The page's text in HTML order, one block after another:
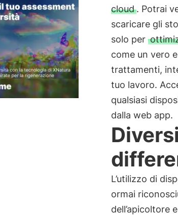
cloud. Potrai
scaricare gli
solo per
come un vero
trattamenti,
tuo lavoro.
qualsiasi
dalla web app.
L’utilizzo di
ormai
dell’apicoltore